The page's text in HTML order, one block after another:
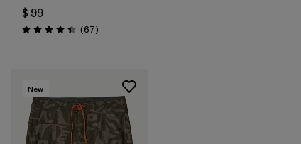
$ 99
Valoración: 4.4 / 5
(67Comentarios
)
New